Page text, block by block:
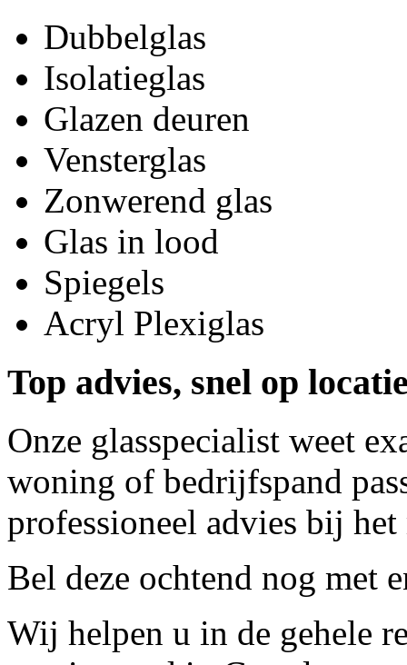
Dubbelglas
Isolatieglas
Glazen deuren
Vensterglas
Zonwerend glas
Glas in lood
Spiegels
Acryl Plexiglas
Top advies, snel op
Onze glasspecialist weet
woning of bedrijfspand
professioneel advies bij
Bel deze ochtend nog met
Wij helpen u in de gehele